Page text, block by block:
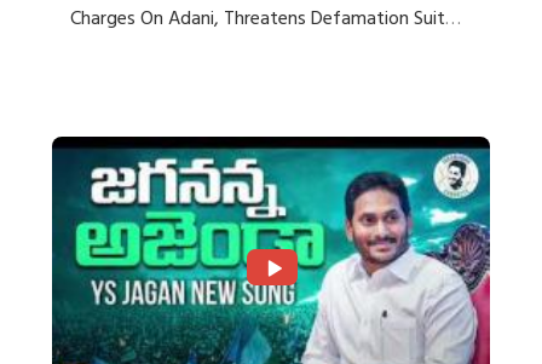
Charges On Adani, Threatens Defamation Suit